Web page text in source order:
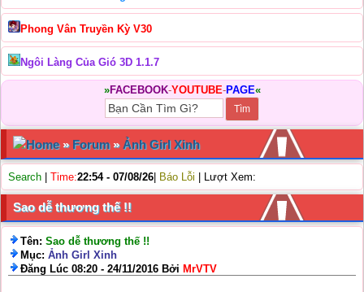
Phong Vân Truyền Kỳ V30
Ngôi Làng Của Gió 3D 1.1.7
»FACEBOOK-YOUTUBE-PAGE«
Home» Forum»Ảnh Girl Xinh
Search Time:22:54 - 07/08/26 Báo Lỗi | Lượt Xem:
Sao dễ thương thế !!
Tên: Sao dễ thương thế !!
Mục: Ảnh Girl Xinh
Đăng Lúc 08:20 - 24/11/2016 Bởi MrVTV